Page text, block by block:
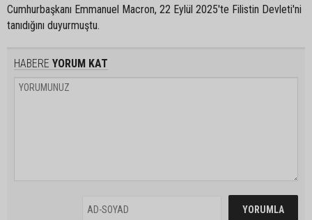
Cumhurbaşkanı Emmanuel Macron, 22 Eylül 2025'te Filistin Devleti'ni
tanıdığını duyurmuştu.
HABERE YORUM KAT